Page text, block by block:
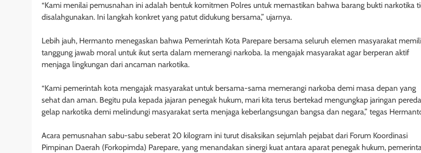
“Kami menilai pemusnahan ini adalah bentuk komitmen Polres untuk memastikan bahwa barang bukti narkotika
disalahgunakan. Ini langkah konkret yang patut didukung bersama,” ujarnya.
Lebih jauh, Hermanto menegaskan bahwa Pemerintah Kota Parepare bersama seluruh elemen masyarakat
tanggung jawab moral untuk ikut serta dalam memerangi narkoba. Ia mengajak masyarakat agar berperan aktif
menjaga lingkungan dari ancaman narkotika.
“Kami pemerintah kota mengajak masyarakat untuk bersama-sama memerangi narkoba demi masa depan yang
sehat dan aman. Begitu pula kepada jajaran penegak hukum, mari kita terus bertekad mengungkap jaringan
gelap narkotika demi melindungi masyarakat serta menjaga keberlangsungan bangsa dan negara,” tegas
Acara pemusnahan sabu-sabu seberat 20 kilogram ini turut disaksikan sejumlah pejabat dari Forum Koordinasi
Pimpinan Daerah (Forkopimda) Parepare, yang menandakan sinergi kuat antara aparat penegak hukum,